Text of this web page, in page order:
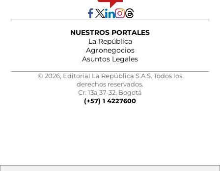
NUESTROS PORTALES
La República
Agronegocios
Asuntos Legales
© 2026, Editorial La República S.A.S. Todos los
derechos reservados.
Cr. 13a 37-32, Bogotá
(+57) 1 4227600